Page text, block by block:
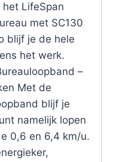
LifeSpan
met SC130
blijf je de hele
het werk.
–
Met de
blijf je
namelijk lopen
0,6 en 6,4 km/u.